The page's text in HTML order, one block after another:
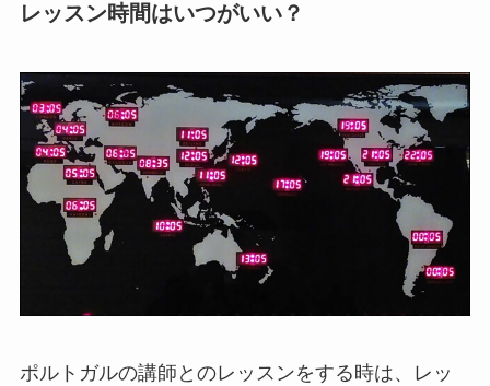
レッスン時間はいつがいい？
ポルトガルの講師とのレッスンをする時は、レッ